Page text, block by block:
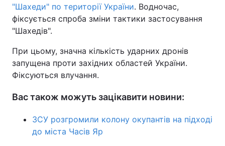
"Шахеди" по території України. Водночас,
фіксується спроба зміни тактики застосування
"Шахедів".
При цьому, значна кількість ударних дронів
запущена проти західних областей України.
Фіксуються влучання.
Вас також можуть зацікавити новини:
ЗСУ розгромили колону окупантів на підході
до міста Часів Яр